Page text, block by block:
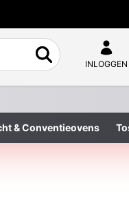
INLOGGEN
& Conventieovens